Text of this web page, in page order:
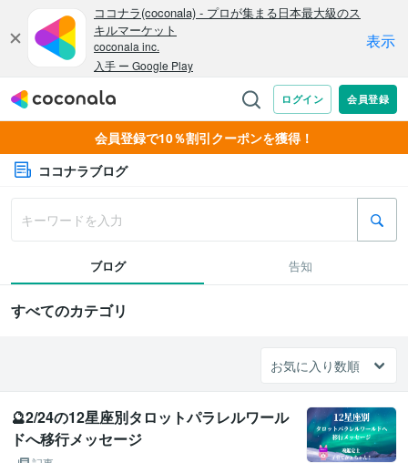
会員登録で10％割引クーポンを獲得！
ココナラブログ
ブログ 告知
すべてのカテゴリ
🔮2/24の12星座別タロットパラレルワール
ドへ移行メッセージ